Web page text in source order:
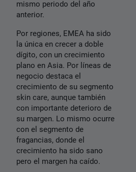
mismo periodo del año
anterior.
Por regiones, EMEA ha sido
la única en crecer a doble
dígito, con un crecimiento
plano en Asia. Por líneas de
negocio destaca el
crecimiento de su segmento
skin care, aunque también
con importante deterioro de
su margen. Lo mismo ocurre
con el segmento de
fragancias, donde el
crecimiento ha sido sano
pero el margen ha caído.